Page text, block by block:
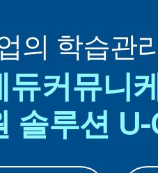
의 학습관
듀커뮤니
솔루션 U-